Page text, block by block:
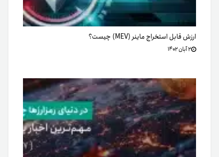
ارزش قابل استخراج ماینر (MEV) چیست؟
۲ آبان ۱۴۰۲